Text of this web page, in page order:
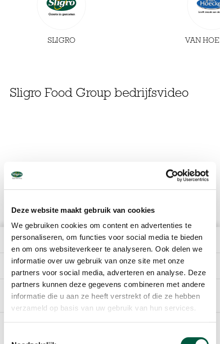
Deze website maakt gebruik van cookies
We gebruiken cookies om content en advertenties te
personaliseren, om functies voor social media te bieden
en om ons websiteverkeer te analyseren. Ook delen we
informatie over uw gebruik van onze site met onze
partners voor social media, adverteren en analyse. Deze
partners kunnen deze gegevens combineren met andere
informatie die u aan ze heeft verstrekt of die ze hebben
verzameld op basis van uw gebruik van hun services.
SLIGRO VAN
Sligro Food Group bedrijfsvideo
HET BEDRIJF
Nederlands